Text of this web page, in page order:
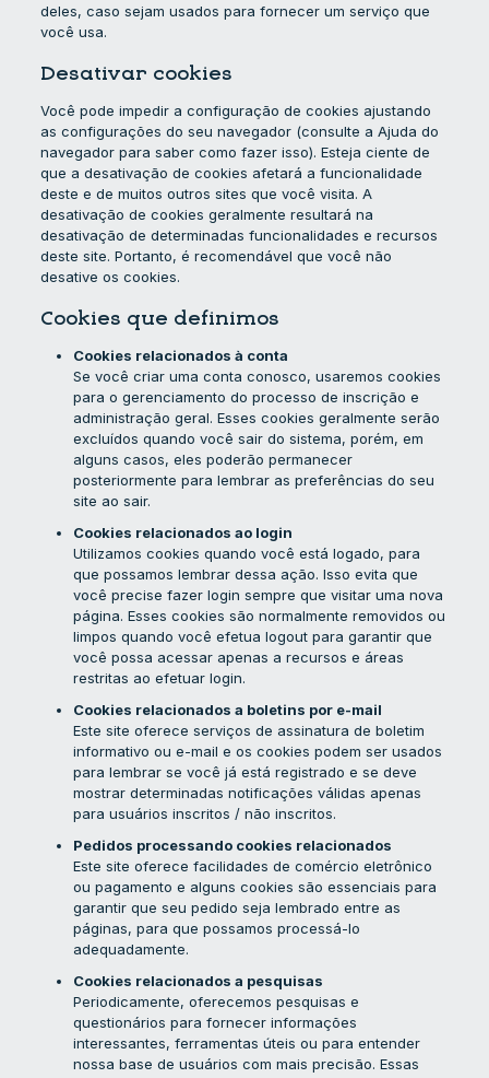
deles, caso sejam usados ​​para fornecer um serviço que
você usa.
Desativar cookies
Você pode impedir a configuração de cookies ajustando
as configurações do seu navegador (consulte a Ajuda do
navegador para saber como fazer isso). Esteja ciente de
que a desativação de cookies afetará a funcionalidade
deste e de muitos outros sites que você visita. A
desativação de cookies geralmente resultará na
desativação de determinadas funcionalidades e recursos
deste site. Portanto, é recomendável que você não
desative os cookies.
Cookies que definimos
Cookies relacionados à conta
Se você criar uma conta conosco, usaremos cookies
para o gerenciamento do processo de inscrição e
administração geral. Esses cookies geralmente serão
excluídos quando você sair do sistema, porém, em
alguns casos, eles poderão permanecer
posteriormente para lembrar as preferências do seu
site ao sair.
Cookies relacionados ao login
Utilizamos cookies quando você está logado, para
que possamos lembrar dessa ação. Isso evita que
você precise fazer login sempre que visitar uma nova
página. Esses cookies são normalmente removidos ou
limpos quando você efetua logout para garantir que
você possa acessar apenas a recursos e áreas
restritas ao efetuar login.
Cookies relacionados a boletins por e-mail
Este site oferece serviços de assinatura de boletim
informativo ou e-mail e os cookies podem ser usados ​​
para lembrar se você já está registrado e se deve
mostrar determinadas notificações válidas apenas
para usuários inscritos / não inscritos.
Pedidos processando cookies relacionados
Este site oferece facilidades de comércio eletrônico
ou pagamento e alguns cookies são essenciais para
garantir que seu pedido seja lembrado entre as
páginas, para que possamos processá-lo
adequadamente.
Cookies relacionados a pesquisas
Periodicamente, oferecemos pesquisas e
questionários para fornecer informações
interessantes, ferramentas úteis ou para entender
nossa base de usuários com mais precisão. Essas